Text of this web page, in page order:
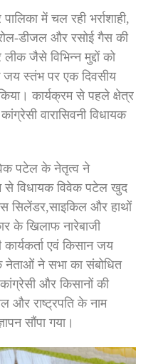
में चल रही भर्राशाही,
डीजल और रसोई गैस की
जैसे विभिन्न मुद्दों को
स्तंभ पर एक दिवसीय
कार्यक्रम से पहले क्षेत्र
वारासिवनी विधायक
पटेल के नेतृत्व ने
से विधायक विवेक पटेल खुद
सिलेंडर,साइकिल और हाथों
के खिलाफ नारेबाजी
एवं किसान जय
ने सभा का संबोधित
और किसानों की
और राष्ट्रपति के नाम
सौंपा गया।